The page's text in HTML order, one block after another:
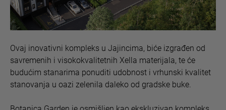
Ovaj inovativni kompleks u Jajincima, biće izgrađen od
savremenih i visokokvalitetnih Xella materijala, te će
budućim stanarima ponuditi udobnost i vrhunski kvalitet
stanovanja u oazi zelenila daleko od gradske buke.